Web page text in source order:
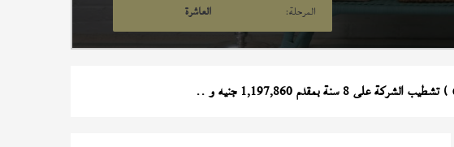
المرحلة:
العاشرة
) تشطيب الشركة على 8 سنة بمقدم 1,197,860 جنيه و ..